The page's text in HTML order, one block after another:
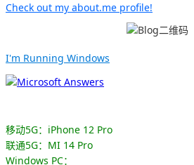
Check out my about.me profile!
I'm Running Windows
移动5G：iPhone 12 Pro
联通5G：MI 14 Pro
Windows PC：